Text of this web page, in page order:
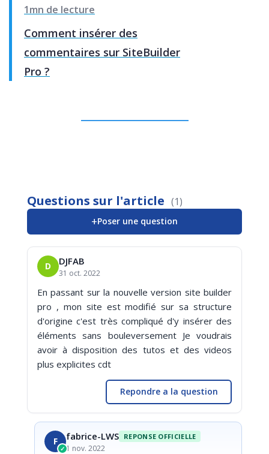
1mn de lecture
Comment insérer des
commentaires sur SiteBuilder
Pro ?
Questions sur l'article (1)
+Poser une question
D DJFAB
31 oct. 2022
En passant sur la nouvelle version site builder
pro , mon site est modifié sur sa structure
d'origine c'est très compliqué d'y insérer des
éléments sans bouleversement Je voudrais
avoir à disposition des tutos et des videos
plus explicites cdt
Repondre a la question
F
✓
fabrice-LWS REPONSE OFFICIELLE
1 nov. 2022